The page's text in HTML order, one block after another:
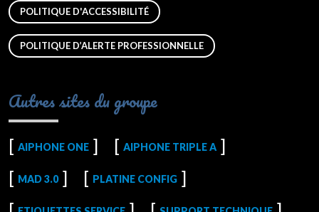
POLITIQUE D'ACCESSIBILITÉ
POLITIQUE D’ALERTE PROFESSIONNELLE
Autres sites du groupe
AIPHONE ONE AIPHONE TRIPLE A
MAD 3.0 PLATINE CONFIG